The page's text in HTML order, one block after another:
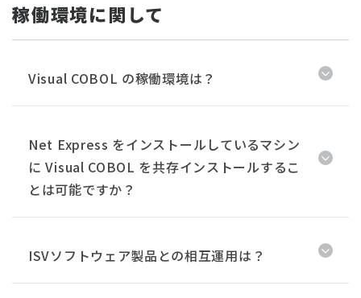
稼働環境に関して
Visual COBOL の稼働環境は？
Net Express をインストールしているマシン
に Visual COBOL を共存インストールするこ
とは可能ですか？
ISVソフトウェア製品との相互運用は？